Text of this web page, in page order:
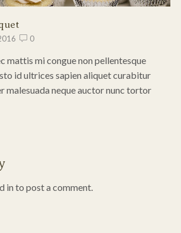
0
mattis mi congue non pellentesque
id ultrices sapien aliquet curabitur
malesuada neque auctor nunc tortor
in to post a comment.